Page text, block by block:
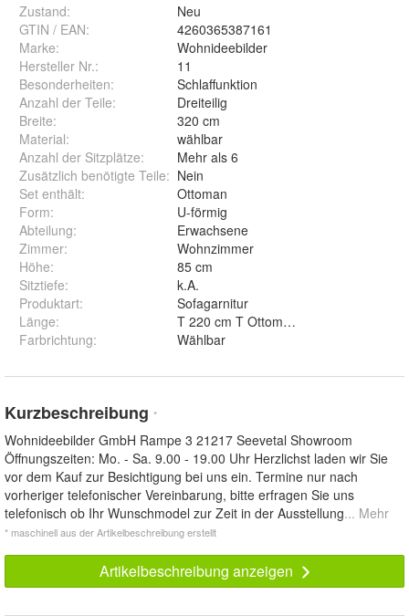
Zustand:
Neu
GTIN / EAN:
4260365387161
Marke:
Wohnideebilder
Hersteller Nr.:
11
Besonderheiten:
Schlaffunktion
Anzahl der Teile:
Dreiteilig
Breite:
320 cm
Material:
wählbar
Anzahl der Sitzplätze:
Mehr als 6
Zusätzlich benötigte Teile: Nein
Set enthält:
Ottoman
Form:
U-förmig
Abteilung:
Erwachsene
Zimmer:
Wohnzimmer
Höhe:
85 cm
Sitztiefe:
k.A.
Produktart:
Sofagarnitur
Länge:
T 220 cm T Ottomane 160 cm
Farbrichtung: Wählbar
Kurzbeschreibung *
Wohnideebilder GmbH Rampe 3 21217 Seevetal Showroom
Öffnungszeiten: Mo. - Sa. 9.00 - 19.00 Uhr Herzlichst laden wir Sie
vor dem Kauf zur Besichtigung bei uns ein. Termine nur nach
vorheriger telefonischer Vereinbarung, bitte erfragen Sie uns
telefonisch ob Ihr Wunschmodel zur Zeit in der Ausstellung... Mehr
* maschinell aus der Artikelbeschreibung erstellt
Artikelbeschreibung anzeigen